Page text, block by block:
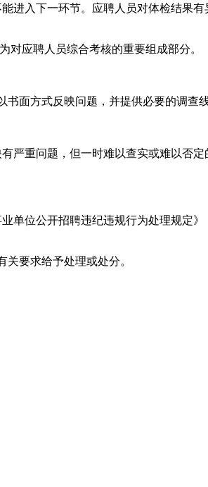
进入下一环节。应聘人员对体检结果
对应聘人员综合考核的重要组成部分。
面方式反映问题，并提供必要的调查线
严重问题，但一时难以查实或难以否
单位公开招聘违纪违规行为处理规定
要求给予处理或处分。